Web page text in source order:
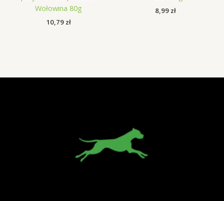
Wołowina 80g
10,79 zł
8,99 zł